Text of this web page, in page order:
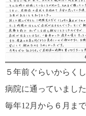
５年前ぐらいからく
病院に通っていました
毎年12月から６月ま